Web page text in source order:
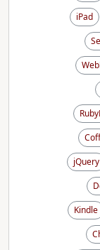
iPad
jQuery
Kindle